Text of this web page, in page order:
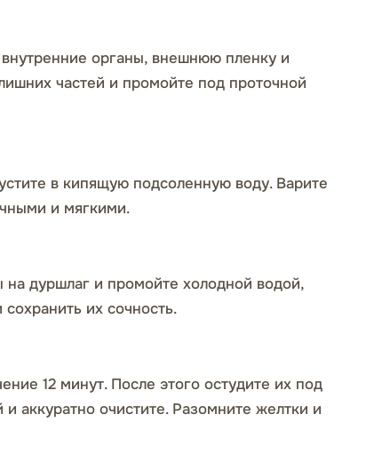
внутренние органы, внешнюю пленку и
частей и промойте под проточной
в кипящую подсоленную воду. Варите
и мягкими.
на дуршлаг и промойте холодной водой,
их сочность.
12 минут. После этого остудите их под
аккуратно очистите. Разомните желтки и